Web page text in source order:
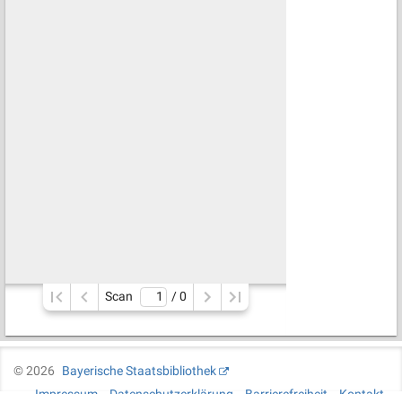
Scan / 0
©2026
Bayerische Staatsbibliothek